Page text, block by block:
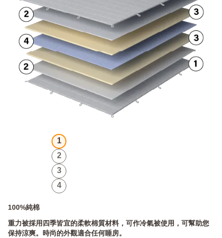
1
2
3
4
100%純棉
重力被採用四季皆宜的柔軟棉質材料，可作冷氣被使用，可幫助您
保持涼爽。時尚的外觀適合任何睡房。